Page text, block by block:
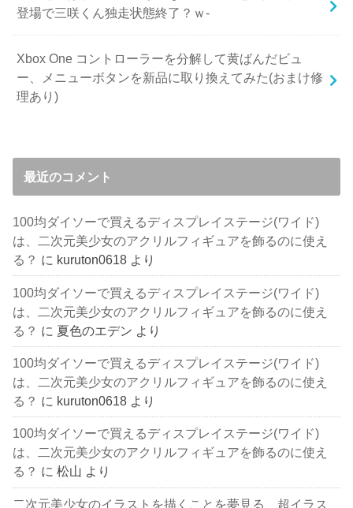
登場で三咲くん独走状態終了？ｗ-
Xbox One コントローラーを分解して黄ばんだビュ
ー、メニューボタンを新品に取り換えてみた(おまけ修
理あり)
最近のコメント
100均ダイソーで買えるディスプレイステージ(ワイド)
は、二次元美少女のアクリルフィギュアを飾るのに使え
る？ に kuruton0618 より
100均ダイソーで買えるディスプレイステージ(ワイド)
は、二次元美少女のアクリルフィギュアを飾るのに使え
る？ に 夏色のエデン より
100均ダイソーで買えるディスプレイステージ(ワイド)
は、二次元美少女のアクリルフィギュアを飾るのに使え
る？ に kuruton0618 より
100均ダイソーで買えるディスプレイステージ(ワイド)
は、二次元美少女のアクリルフィギュアを飾るのに使え
る？ に松山 より
二次元美少女のイラストを描くことを夢見る、超イラス